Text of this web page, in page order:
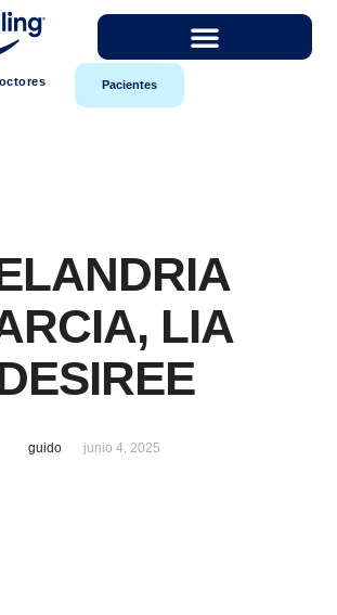
Pacientes
LIA
guido junio 4, 2025